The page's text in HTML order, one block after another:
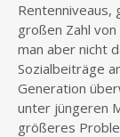
Rentenniveaus,
großen Zahl
man aber nicht
Sozialbeiträge
Generation
unter jüngeren
größeres